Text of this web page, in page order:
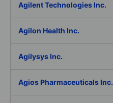
Agilent Technologies Inc.
Agilon Health Inc.
Agilysys Inc.
Agios Pharmaceuticals Inc.